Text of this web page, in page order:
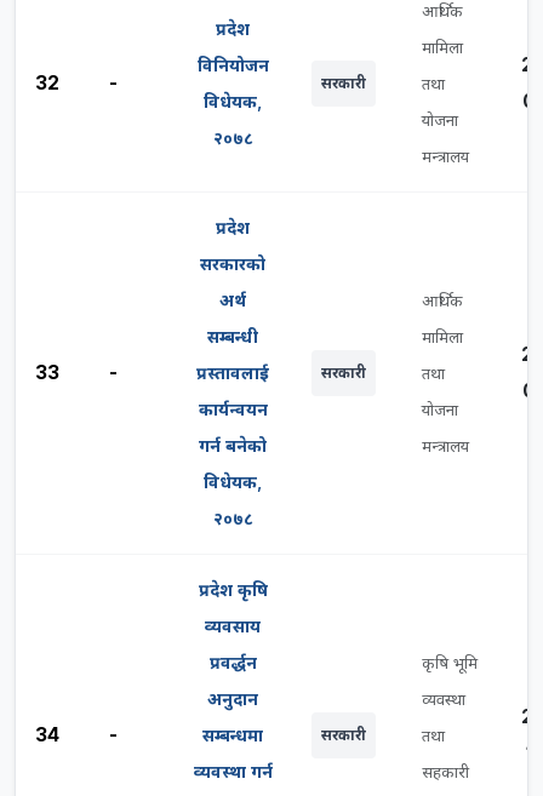
32 -
प्रदेश
विनियोजन
विधेयक,
२०७८
सरकारी
आर्थिक
मामिला
तथा
योजना
मन्त्रालय
33 -
प्रदेश
सरकारको
अर्थ
सम्बन्धी
प्रस्तावलाई
कार्यन्वयन
गर्न बनेको
विधेयक,
२०७८
सरकारी
आर्थिक
मामिला
तथा
योजना
मन्त्रालय
34 -
प्रदेश कृषि
व्यवसाय
प्रवर्द्धन
अनुदान
सम्बन्धमा
व्यवस्था गर्न
सरकारी
कृषि भूमि
व्यवस्था
तथा
सहकारी